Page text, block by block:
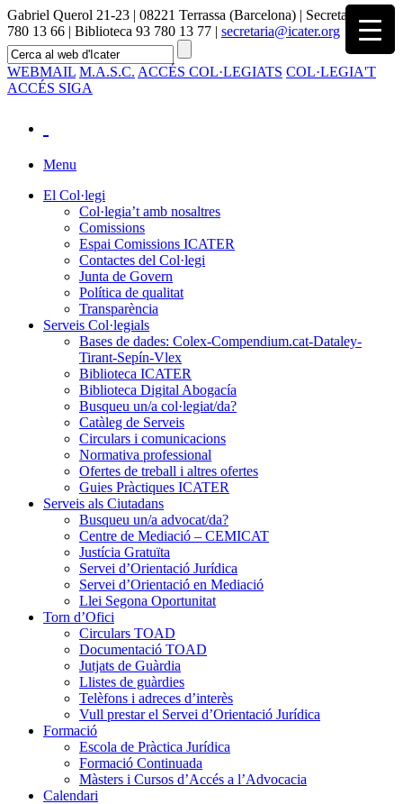
Gabriel Querol 21-23 | 08221 Terrassa (Barcelona) | Secretaria 93
780 13 66 | Biblioteca 93 780 13 77 | secretaria@icater.org
WEBMAIL M.A.S.C. ACCÉS COL·LEGIATS COL·LEGIA'T
ACCÉS SIGA
Menu
El Col·legi
Col·legia’t amb nosaltres
Comissions
Espai Comissions ICATER
Contactes del Col·legi
Junta de Govern
Política de qualitat
Transparència
Serveis Col·legials
Bases de dades: Colex-Compendium.cat-Dataley-
Tirant-Sepín-Vlex
Biblioteca ICATER
Biblioteca Digital Abogacía
Busqueu un/a col·legiat/da?
Catàleg de Serveis
Circulars i comunicacions
Normativa professional
Ofertes de treball i altres ofertes
Guies Pràctiques ICATER
Serveis als Ciutadans
Busqueu un/a advocat/da?
Centre de Mediació – CEMICAT
Justícia Gratuïta
Servei d’Orientació Jurídica
Servei d’Orientació en Mediació
Llei Segona Oportunitat
Torn d’Ofici
Circulars TOAD
Documentació TOAD
Jutjats de Guàrdia
Llistes de guàrdies
Telèfons i adreces d’interès
Vull prestar el Servei d’Orientació Jurídica
Formació
Escola de Pràctica Jurídica
Formació Continuada
Màsters i Cursos d’Accés a l’Advocacia
Calendari